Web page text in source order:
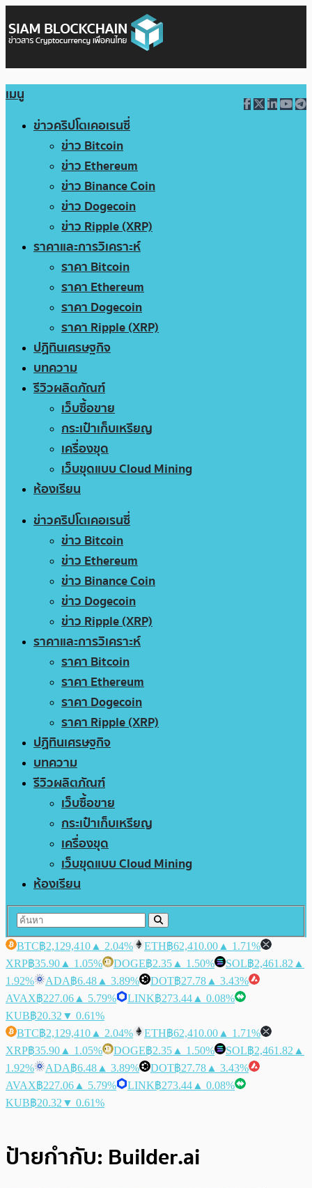
เมนู
ข่าวคริปโตเคอเรนซี่
ข่าว Bitcoin
ข่าว Ethereum
ข่าว Binance Coin
ข่าว Dogecoin
ข่าว Ripple (XRP)
ราคาและการวิเคราะห์
ราคา Bitcoin
ราคา Ethereum
ราคา Dogecoin
ราคา Ripple (XRP)
ปฏิทินเศรษฐกิจ
บทความ
รีวิวผลิตภัณฑ์
เว็บซื้อขาย
กระเป๋าเก็บเหรียญ
เครื่องขุด
เว็บขุดแบบ Cloud Mining
ห้องเรียน
ข่าวคริปโตเคอเรนซี่
ข่าว Bitcoin
ข่าว Ethereum
ข่าว Binance Coin
ข่าว Dogecoin
ข่าว Ripple (XRP)
ราคาและการวิเคราะห์
ราคา Bitcoin
ราคา Ethereum
ราคา Dogecoin
ราคา Ripple (XRP)
ปฏิทินเศรษฐกิจ
บทความ
รีวิวผลิตภัณฑ์
เว็บซื้อขาย
กระเป๋าเก็บเหรียญ
เครื่องขุด
เว็บขุดแบบ Cloud Mining
ห้องเรียน
BTC฿2,129,410 ▲ 2.04% ETH฿62,410.00 ▲ 1.71%
XRP฿35.90 ▲ 1.05% DOGE฿2.35 ▲ 1.50% SOL฿2,461.82 ▲
1.92%
ADA฿6.48 ▲ 3.89% DOT฿27.78 ▲ 3.43%
AVAX฿227.06 ▲ 5.79% LINK฿273.44 ▲ 0.08%
KUB฿20.32 ▼ 0.61%
BTC฿2,129,410 ▲ 2.04% ETH฿62,410.00 ▲ 1.71%
XRP฿35.90 ▲ 1.05% DOGE฿2.35 ▲ 1.50% SOL฿2,461.82 ▲
1.92%
ADA฿6.48 ▲ 3.89% DOT฿27.78 ▲ 3.43%
AVAX฿227.06 ▲ 5.79% LINK฿273.44 ▲ 0.08%
KUB฿20.32 ▼ 0.61%
ป้ายกำกับ: Builder.ai